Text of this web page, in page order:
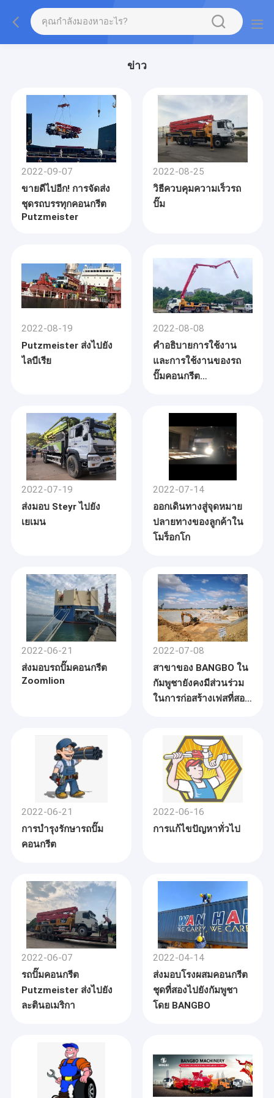
ข่าว
2022-09-07
ขายดีไปอีก! การจัดส่ง
ชุดรถบรรทุกคอนกรีต
Putzmeister
2022-08-25
วิธีควบคุมความเร็วรถ
ปั๊ม
2022-08-19
Putzmeister ส่งไปยัง
ไลบีเรีย
2022-08-08
คำอธิบายการใช้งาน
และการใช้งานของรถ
ปั๊มคอนกรีต
2022-07-19
ส่งมอบ Steyr ไปยัง
เยเมน
2022-07-14
ออกเดินทางสู่จุดหมาย
ปลายทางของลูกค้าใน
โมร็อกโก
2022-06-21
ส่งมอบรถปั๊มคอนกรีต
Zoomlion
2022-07-08
สาขาของ BANGBO ใน
กัมพูชายังคงมีส่วนร่วม
ในการก่อสร้างเฟสที่สอง
ช่วยเหลือจากการ
ก่อสร้างในต่างประเทศ
ของมณฑลกวางตุ้ง
2022-06-21
การบำรุงรักษารถปั๊ม
คอนกรีต
2022-06-16
การแก้ไขปัญหาทั่วไป
2022-06-07
รถปั๊มคอนกรีต
Putzmeister ส่งไปยัง
ละตินอเมริกา
2022-04-14
ส่งมอบโรงผสมคอนกรีต
ชุดที่สองไปยังกัมพูชา
โดย BANGBO